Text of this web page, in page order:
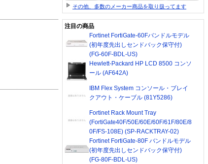
その他、多数のメーカー商品を取り扱ってます
注目の商品
Fortinet FortiGate-60Fバンドルモデル
(初年度先出しセンドバック保守付)
(FG-60F-BDL-US)
Hewlett-Packard HP LCD 8500 コンソ
ール (AF642A)
IBM Flex System コンソール・ブレイ
クアウト・ケーブル (81Y5286)
Fortinet Rack Mount Tray
(FortiGate40F/50E/60E/60F/61F/80E/8
0F/FS-108E) (SP-RACKTRAY-02)
Fortinet FortiGate-80F バンドルモデル
(初年度先出しセンドバック保守付)
(FG-80F-BDL-US)